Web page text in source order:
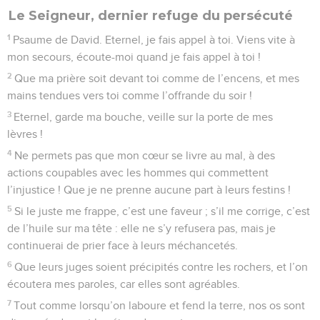
Le Seigneur, dernier refuge du persécuté
1 Psaume de David. Eternel, je fais appel à toi. Viens vite à
mon secours, écoute-moi quand je fais appel à toi !
2 Que ma prière soit devant toi comme de l’encens, et mes
mains tendues vers toi comme l’offrande du soir !
3 Eternel, garde ma bouche, veille sur la porte de mes
lèvres !
4 Ne permets pas que mon cœur se livre au mal, à des
actions coupables avec les hommes qui commettent
l’injustice ! Que je ne prenne aucune part à leurs festins !
5 Si le juste me frappe, c’est une faveur ; s’il me corrige, c’est
de l’huile sur ma tête : elle ne s’y refusera pas, mais je
continuerai de prier face à leurs méchancetés.
6 Que leurs juges soient précipités contre les rochers, et l’on
écoutera mes paroles, car elles sont agréables.
7 Tout comme lorsqu’on laboure et fend la terre, nos os sont